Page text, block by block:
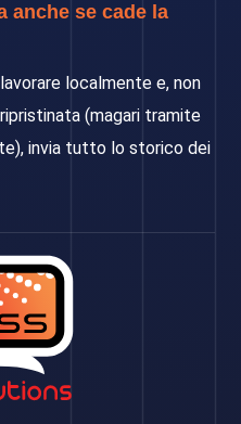
anche se cade la
localmente e, non
(magari tramite
invia tutto lo storico dei